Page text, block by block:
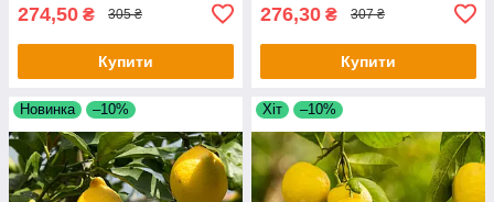
274,50 ₴ 305 ₴
Купити
276,30 ₴ 307 ₴
Купити
Новинка –10% Хіт –10%